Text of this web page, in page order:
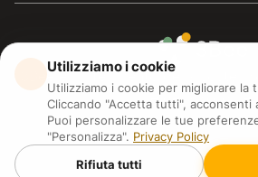
3Bee è il riferimento della
api e della
3Bee S.R.L Via Pastrengo 14,
P.IVA: IT09711590969
3Bee GmbHSede legale:
Utilizziamo i cookie
Utilizziamo i cookie per migliorare la
Cliccando "Accetta tutti", acconsenti
Puoi personalizzare le tue
"Personalizza". Privacy Policy
Rifiuta tutti